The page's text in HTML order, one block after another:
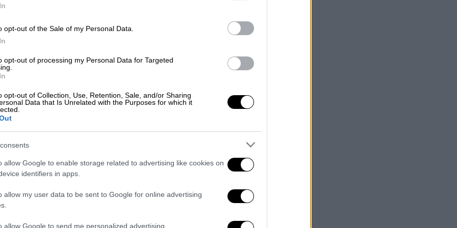
opt-out of the Sale of my Personal Data.
opt-out of processing my Personal Data for Targeted
opt-out of Collection, Use, Retention, Sale, and/or Sharing
Data that Is Unrelated with the Purposes for which it
allow Google to enable storage related to advertising like cookies on
identifiers in apps.
allow my user data to be sent to Google for online advertising
allow Google to send me personalized advertising.
Σοκαριστικό βίντεο: Οδηγός ταξί
τον φίλο της στο κέντρο της
Ο 55χρονος οδηγός εντοπίστηκε και
προσήχθη, ενώ σε βάρος του
Κόσμος|07.08.2024 12:16
Νέα πυρά της τρανς κόρης του
Έλον Μασκ κατά του πατέρα της:
είσαι χριστιανός και δεν νοιάζεσαι